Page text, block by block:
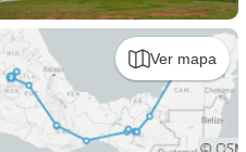
Ver mapa